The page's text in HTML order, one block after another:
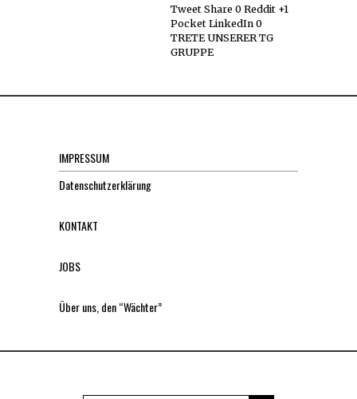
Tweet Share 0 Reddit +1
Pocket LinkedIn 0
TRETE UNSERER TG
GRUPPE
IMPRESSUM
Datenschutzerklärung
KONTAKT
JOBS
Über uns, den “Wächter”